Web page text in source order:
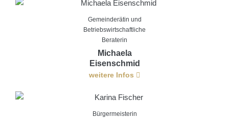
Gemeinderätin und
Betriebswirtschaftliche
Beraterin
Michaela
Eisenschmid
weitere Infos
Bürgermeisterin